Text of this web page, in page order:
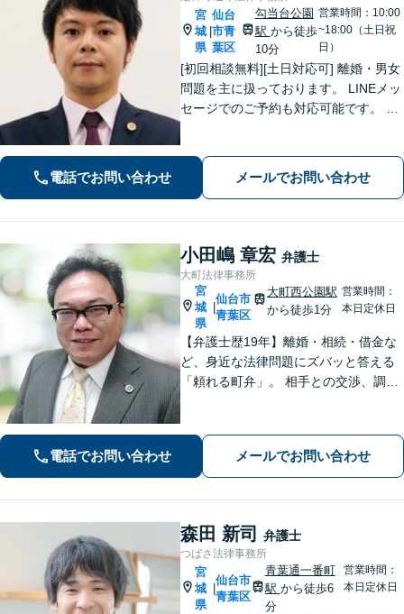
宮
城
県
仙台
市青
葉区
勾当台公園
駅 から徒歩
10分
営業時間：10:00
~18:00（土日祝
日）
[初回相談無料][土日対応可] 離婚・男女
問題を主に扱っております。 LINEメッ
セージでのご予約も対応可能です。 LI
in.ee/uFqpYWb
電話でお問い合わせ メールでお問い合わせ
小田嶋 章宏 弁護士
大町法律事務所
宮
城
県
仙台市
青葉区
大町西公園駅
から徒歩1分
営業時間：
本日定休日
【弁護士歴19年】離婚・相続・借金な
ど、身近な法律問題にズバッと答える
「頼れる町弁」。 相手との交渉、調
談料30分1,100円】【大町西公園駅1
分】【夜間・休日対応可能】
電話でお問い合わせ メールでお問い合わせ
森田 新司 弁護士
つばさ法律事務所
宮
城
県
仙台市
青葉区
青葉通一番町
駅 から徒歩6
分
営業時間：
本日定休日